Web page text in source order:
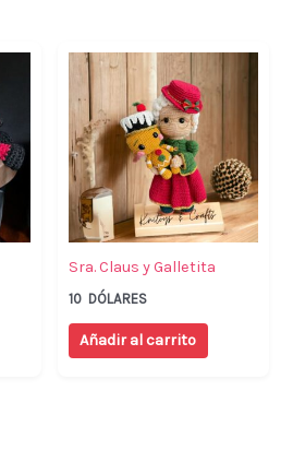
Sra. Claus y Galletita
10 DÓLARES
Añadir al carrito